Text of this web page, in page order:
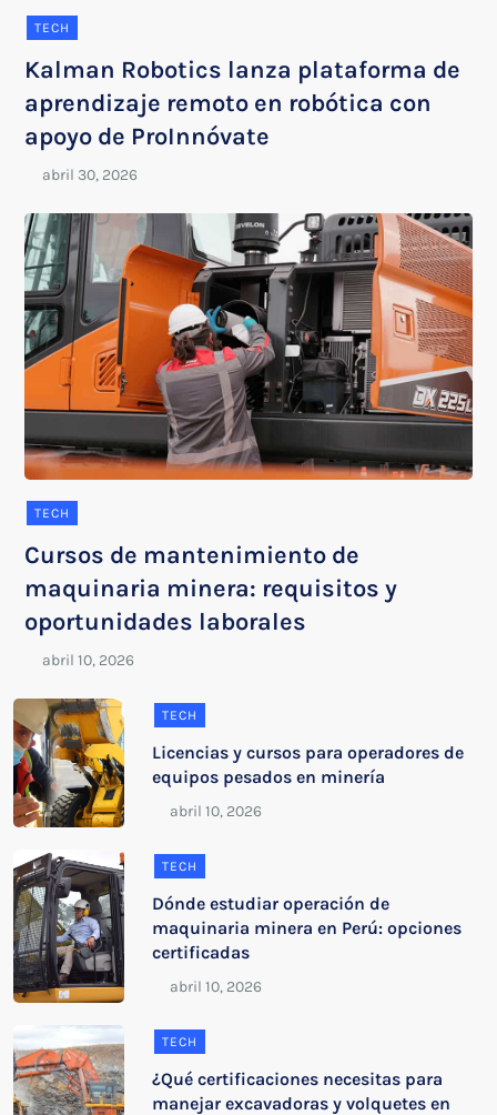
TECH
Kalman Robotics lanza plataforma de
aprendizaje remoto en robótica con
apoyo de ProInnóvate
TECH
Cursos de mantenimiento de
maquinaria minera: requisitos y
oportunidades laborales
TECH
Licencias y cursos para operadores de
equipos pesados en minería
TECH
Dónde estudiar operación de
maquinaria minera en Perú: opciones
certificadas
TECH
¿Qué certificaciones necesitas para
manejar excavadoras y volquetes en